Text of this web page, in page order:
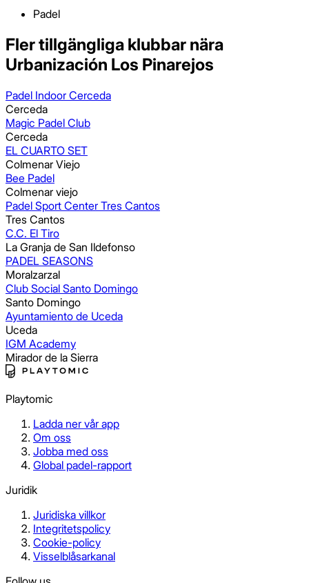
Padel
Fler tillgängliga klubbar nära
Urbanización Los Pinarejos
Padel Indoor Cerceda
Cerceda
Magic Padel Club
Cerceda
EL CUARTO SET
Colmenar Viejo
Bee Padel
Colmenar viejo
Padel Sport Center Tres Cantos
Tres Cantos
C.C. El Tiro
La Granja de San Ildefonso
PADEL SEASONS
Moralzarzal
Club Social Santo Domingo
Santo Domingo
Ayuntamiento de Uceda
Uceda
IGM Academy
Mirador de la Sierra
Playtomic
Ladda ner vår app
Om oss
Jobba med oss
Global padel-rapport
Juridik
Juridiska villkor
Integritetspolicy
Cookie-policy
Visselblåsarkanal